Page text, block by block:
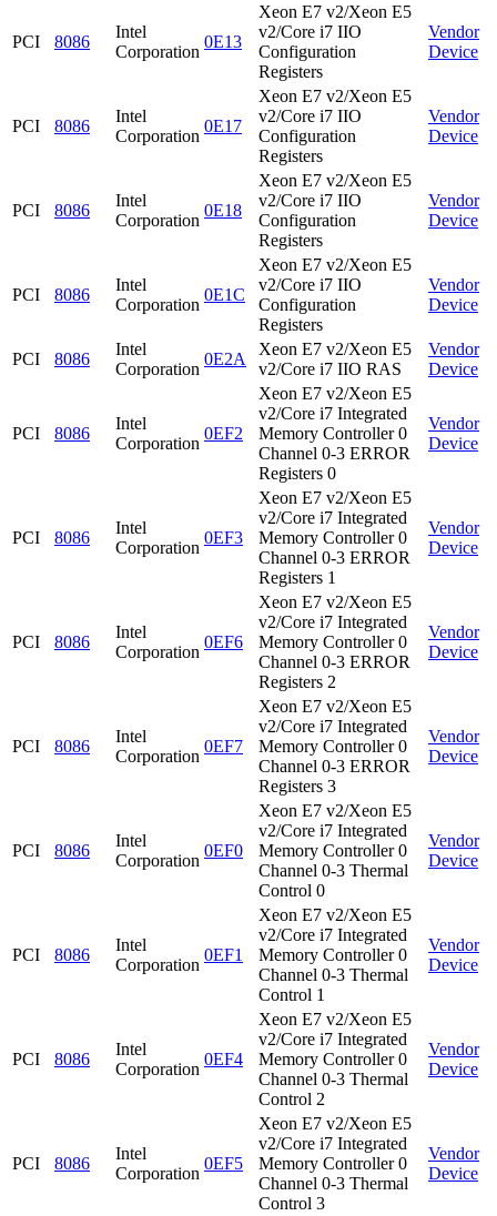
PCI 8086
Intel
Corporation
0E13
Xeon E7 v2/Xeon E5
v2/Core i7 IIO
Configuration
Registers
Vendor
Device
PCI 8086
Intel
Corporation
0E17
Xeon E7 v2/Xeon E5
v2/Core i7 IIO
Configuration
Registers
Vendor
Device
PCI 8086
Intel
Corporation
0E18
Xeon E7 v2/Xeon E5
v2/Core i7 IIO
Configuration
Registers
Vendor
Device
PCI 8086
Intel
Corporation
0E1C
Xeon E7 v2/Xeon E5
v2/Core i7 IIO
Configuration
Registers
Vendor
Device
PCI 8086
Intel
Corporation
0E2A
Xeon E7 v2/Xeon E5
v2/Core i7 IIO RAS
Vendor
Device
PCI 8086
Intel
Corporation
0EF2
Xeon E7 v2/Xeon E5
v2/Core i7 Integrated
Memory Controller 0
Channel 0-3 ERROR
Registers 0
Vendor
Device
PCI 8086
Intel
Corporation
0EF3
Xeon E7 v2/Xeon E5
v2/Core i7 Integrated
Memory Controller 0
Channel 0-3 ERROR
Registers 1
Vendor
Device
PCI 8086
Intel
Corporation
0EF6
Xeon E7 v2/Xeon E5
v2/Core i7 Integrated
Memory Controller 0
Channel 0-3 ERROR
Registers 2
Vendor
Device
PCI 8086
Intel
Corporation
0EF7
Xeon E7 v2/Xeon E5
v2/Core i7 Integrated
Memory Controller 0
Channel 0-3 ERROR
Registers 3
Vendor
Device
PCI 8086
Intel
Corporation
0EF0
Xeon E7 v2/Xeon E5
v2/Core i7 Integrated
Memory Controller 0
Channel 0-3 Thermal
Control 0
Vendor
Device
PCI 8086
Intel
Corporation
0EF1
Xeon E7 v2/Xeon E5
v2/Core i7 Integrated
Memory Controller 0
Channel 0-3 Thermal
Control 1
Vendor
Device
PCI 8086
Intel
Corporation
0EF4
Xeon E7 v2/Xeon E5
v2/Core i7 Integrated
Memory Controller 0
Channel 0-3 Thermal
Control 2
Vendor
Device
PCI 8086
Intel
Corporation
0EF5
Xeon E7 v2/Xeon E5
v2/Core i7 Integrated
Memory Controller 0
Channel 0-3 Thermal
Control 3
Vendor
Device